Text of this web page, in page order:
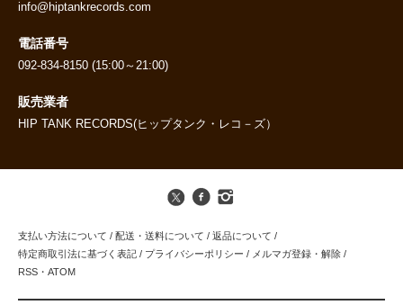
info@hiptankrecords.com
電話番号
092-834-8150 (15:00～21:00)
販売業者
HIP TANK RECORDS(ヒップタンク・レコ－ズ）
支払い方法について / 配送・送料について / 返品について /
特定商取引法に基づく表記 / プライバシーポリシー / メルマガ登録・解除 /
RSS ・ ATOM